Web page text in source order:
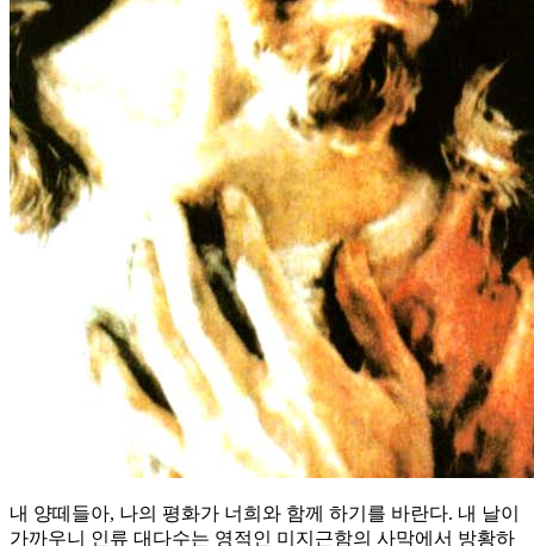
내 양떼들아, 나의 평화가 너희와 함께 하기를 바란다. 내 날이
가까우니 인류 대다수는 영적인 미지근함의 사막에서 방황하